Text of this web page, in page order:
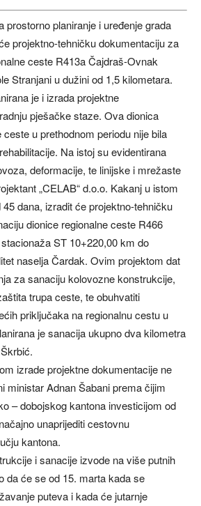
prostorno planiranje i uređenje grada
projektno-tehničku dokumentaciju za
ceste R413a Čajdraš-Ovnak
Stranjani u dužini od 1,5 kilometara.
je i izrada projektne
pješačke staze. Ova dionica
u prethodnom periodu nije bila
Na istoj su evidentirana
deformacije, te linijske i mrežaste
„CELAB“ d.o.o. Kakanj u istom
dana, izradit će projektno-tehničku
dionice regionalne ceste R466
ST 10+220,00 km do
naselja Čardak. Ovim projektom dat
za sanaciju kolovozne konstrukcije,
trupa ceste, te obuhvatiti
priključaka na regionalnu cestu u
je sanacija ukupno dva kilometra
izrade projektne dokumentacije ne
ministar Adnan Šabani prema čijim
– dobojskog kantona investicijom od
unaprijediti cestovnu
kantona.
i sanacije izvode na više putnih
da će se od 15. marta kada se
puteva i kada će jutarnje